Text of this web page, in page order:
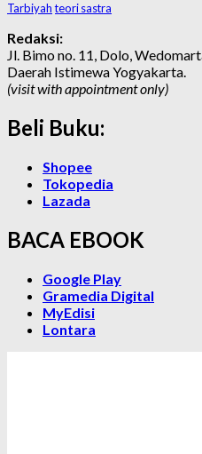
Tarbiyah teori sastra
Redaksi:
Jl. Bimo no. 11, Dolo,
Daerah Istimewa Yogyakarta.
(visit with appointment only)
Beli Buku:
Shopee
Tokopedia
Lazada
BACA EBOOK
Google Play
Gramedia Digital
MyEdisi
Lontara